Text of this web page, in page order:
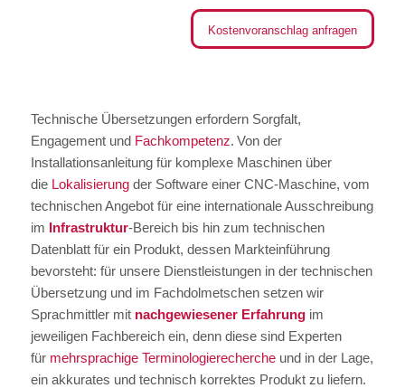
Kostenvoranschlag anfragen
Technische Übersetzungen erfordern Sorgfalt,
Engagement und Fachkompetenz. Von der
Installationsanleitung für komplexe Maschinen über
die Lokalisierung der Software einer CNC-Maschine, vom
technischen Angebot für eine internationale Ausschreibung
im Infrastruktur-Bereich bis hin zum technischen
Datenblatt für ein Produkt, dessen Markteinführung
bevorsteht: für unsere Dienstleistungen in der technischen
Übersetzung und im Fachdolmetschen setzen wir
Sprachmittler mit nachgewiesener Erfahrungim
jeweiligen Fachbereich ein, denn diese sind Experten
für mehrsprachige Terminologierechercheund in der Lage,
ein akkurates und technisch korrektes Produkt zu liefern.